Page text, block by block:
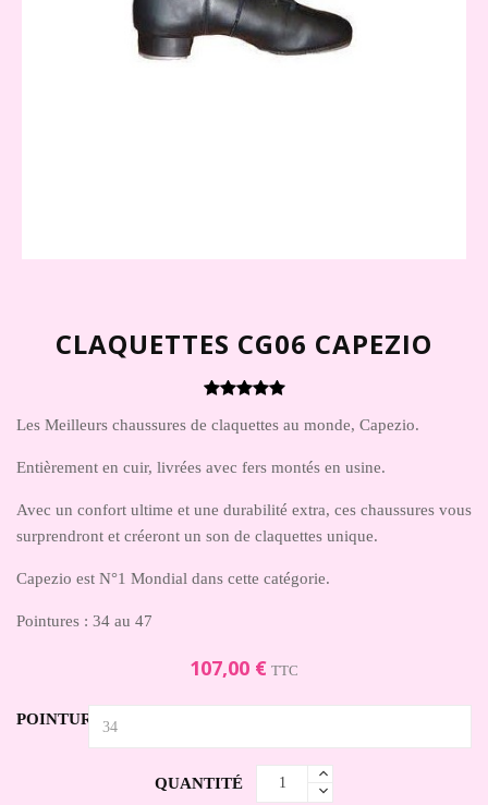
CLAQUETTES CG06 CAPEZIO
Les Meilleurs chaussures de claquettes au monde, Capezio.
Entièrement en cuir, livrées avec fers montés en usine.
Avec un confort ultime et une durabilité extra, ces chaussures vous
surprendront et créeront un son de claquettes unique.
Capezio est N°1 Mondial dans cette catégorie.
Pointures : 34 au 47
107,00 € TTC
POINTURE
QUANTITÉ